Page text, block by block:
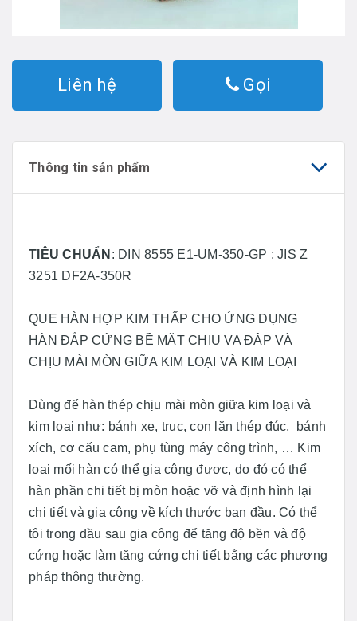
Liên hệ Gọi
Thông tin sản phẩm
TIÊU CHUẨN : DIN 8555 E1-UM-350-GP ; JIS Z
3251 DF2A-350R
QUE HÀN HỢP KIM THẤP CHO ỨNG DỤNG
HÀN ĐẮP CỨNG BỀ MẶT CHỊU VA ĐẬP VÀ
CHỊU MÀI MÒN GIỮA KIM LOẠI VÀ KIM LOẠI
Dùng để hàn thép chịu mài mòn giữa kim loại và
kim loại như: bánh xe, trục, con lăn thép đúc, bánh
xích, cơ cấu cam, phụ tùng máy công trình, … Kim
loại mối hàn có thể gia công được, do đó có thể
hàn phần chi tiết bị mòn hoặc vỡ và định hình lại
chi tiết và gia công về kích thước ban đầu. Có thể
tôi trong dầu sau gia công để tăng độ bền và độ
cứng hoặc làm tăng cứng chi tiết bằng các phương
pháp thông thường.